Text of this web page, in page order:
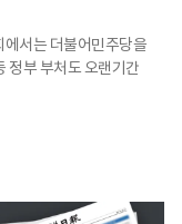
에서는 더불어민주당을
정부 부처도 오랜기간